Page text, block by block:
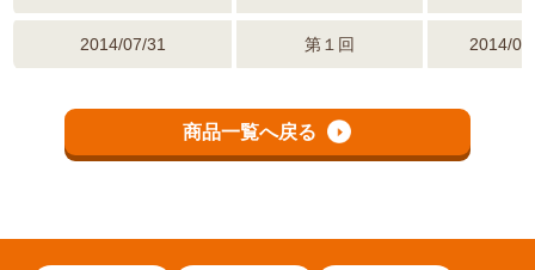
2014/07/31 第１回 2014/
商品一覧へ戻る